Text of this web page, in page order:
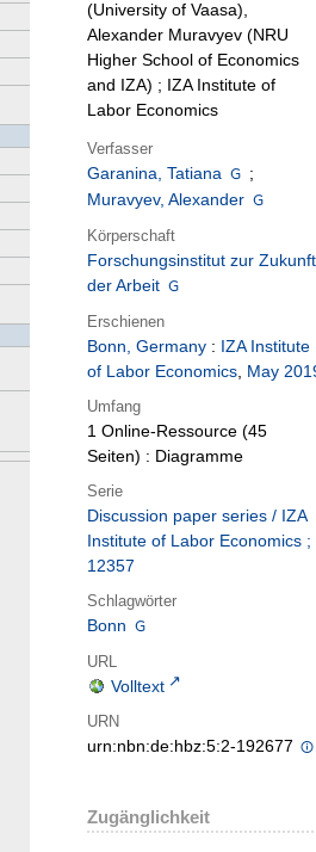
(University of Vaasa),
Alexander Muravyev (NRU
Higher School of Economics
and IZA) ; IZA Institute of
Labor Economics
Verfasser
Garanina, Tatiana
;
Muravyev, Alexander
Körperschaft
Forschungsinstitut zur Zukunft
der Arbeit
Erschienen
Bonn, Germany : IZA Institute
of Labor Economics, May
Umfang
1 Online-Ressource (45
Seiten) : Diagramme
Serie
Discussion paper series / IZA
Institute of Labor Economics ;
12357
Schlagwörter
Bonn
URL
Volltext
URN
urn:nbn:de:hbz:5:2-192677
Zugänglichkeit